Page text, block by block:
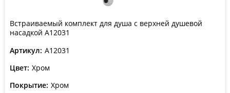
Встраиваемый комплект для душа с верхней душевой
насадкой A12031
Артикул: A12031
Цвет: Хром
Покрытие: Хром